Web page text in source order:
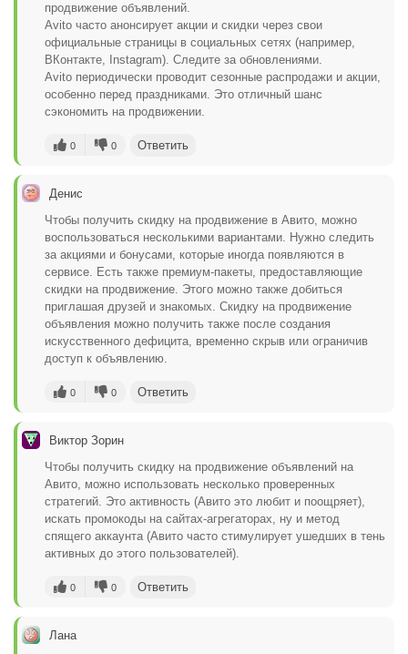
продвижение объявлений.
Avito часто анонсирует акции и скидки через свои
официальные страницы в социальных сетях (например,
ВКонтакте, Instagram). Следите за обновлениями.
Avito периодически проводит сезонные распродажи и акции,
особенно перед праздниками. Это отличный шанс
сэкономить на продвижении.
0 0 Ответить
Денис
Чтобы получить скидку на продвижение в Авито, можно
воспользоваться несколькими вариантами. Нужно следить
за акциями и бонусами, которые иногда появляются в
сервисе. Есть также премиум-пакеты, предоставляющие
скидки на продвижение. Этого можно также добиться
приглашая друзей и знакомых. Скидку на продвижение
объявления можно получить также после создания
искусственного дефицита, временно скрыв или ограничив
доступ к объявлению.
0 0 Ответить
Виктор Зорин
Чтобы получить скидку на продвижение объявлений на
Авито, можно использовать несколько проверенных
стратегий. Это активность (Авито это любит и поощряет),
искать промокоды на сайтах-агрегаторах, ну и метод
спящего аккаунта (Авито часто стимулирует ушедших в тень
активных до этого пользователей).
0 0 Ответить
Лана